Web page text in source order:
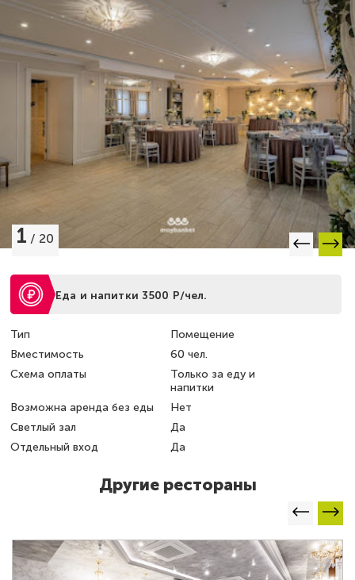
1 / 20
Еда и напитки 3500 Р/чел.
Тип
Помещение
Вместимость
60 чел.
Схема оплаты
Только за еду и
напитки
Возможна аренда без еды
Нет
Светлый зал
Да
Отдельный вход
Да
Другие рестораны